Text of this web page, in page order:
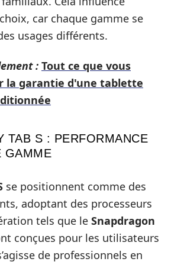
car chaque gamme se
usages différents.
: Tout ce que vous
la garantie d'une tablette
TAB S : PERFORMANCE
GAMME
se positionnent comme des
adoptant des processeurs
tels que le Snapdragon
conçues pour les utilisateurs
de professionnels en